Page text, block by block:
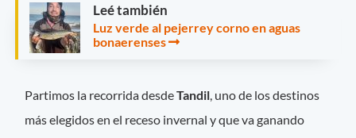
Leé también
Luz verde al pejerrey corno en aguas
bonaerenses
Partimos la recorrida desdeTandil, uno de los destinos
más elegidos en el receso invernal y que va ganando